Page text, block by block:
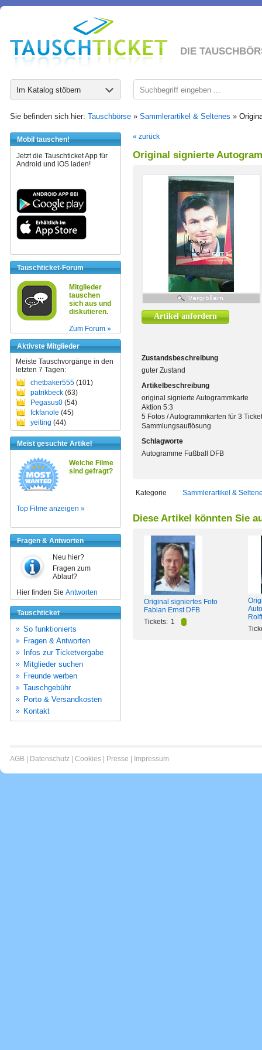
DIE
Im Katalog stöbern
Sie befinden sich hier: Tauschbörse » Sammlerartikel & Seltenes »
Mobil tauschen!
Jetzt die Tauschticket App für
Android und iOS laden!
Tauschticket-Forum
Mitglieder
tauschen
sich aus und
diskutieren.
Zum Forum »
Aktivste Mitglieder
Meiste Tauschvorgänge in den
letzten 7 Tagen:
chetbaker555 (101)
patrikbeck (63)
Pegasus0 (54)
fckfanole (45)
yeiting (44)
Meist gesuchte Artikel
Welche Filme
sind gefragt?
Top Filme anzeigen »
Fragen & Antworten
Neu hier?
Fragen zum
Ablauf?
Hier finden Sie Antworten
Tauschticket
So funktionierts
Fragen & Antworten
Infos zur Ticketvergabe
Mitglieder suchen
Freunde werben
Tauschgebühr
Porto & Versandkosten
Kontakt
« zurück
Original signierte
Artikel anfordern
Zustandsbeschreibung
guter Zustand
Artikelbeschreibung
original signierte Autogrammkarte
Aktion 5:3
5 Fotos / Autogrammkarten für 3
Sammlungsauflösung
Schlagworte
Autogramme Fußball DFB
Kategorie Sammlerartikel &
Diese Artikel könnten Sie
Original signiertes Foto
Fabian Ernst DFB
Tickets: 1
Rolff
AGB Datenschutz Cookies Presse Impressum